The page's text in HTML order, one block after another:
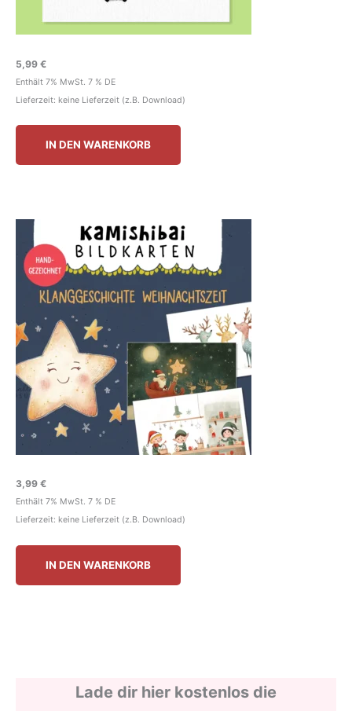
5,99 €
Enthält 7% MwSt. 7 % DE
Lieferzeit: keine Lieferzeit (z.B. Download)
IN DEN WARENKORB
3,99 €
Enthält 7% MwSt. 7 % DE
Lieferzeit: keine Lieferzeit (z.B. Download)
IN DEN WARENKORB
Lade dir hier kostenlos die